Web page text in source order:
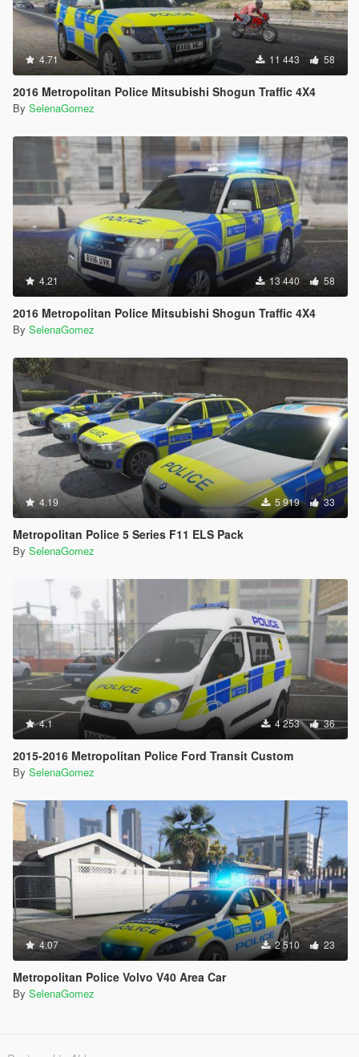
4.71 11 443 58
2016 Metropolitan Police Mitsubishi Shogun Traffic 4X4
By SelenaGomez
4.21 13 440 58
2016 Metropolitan Police Mitsubishi Shogun Traffic 4X4
By SelenaGomez
4.19 5 919 33
Metropolitan Police 5 Series F11 ELS Pack
By SelenaGomez
4.1 4 253 36
2015-2016 Metropolitan Police Ford Transit Custom
By SelenaGomez
4.07 2 510 23
Metropolitan Police Volvo V40 Area Car
By SelenaGomez